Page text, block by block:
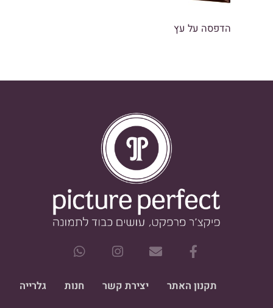
הדפסה על עץ
F
a
e
E
n
I
n
t
W
h
t תקנון האתר יצירת קשר חנות גלרייה